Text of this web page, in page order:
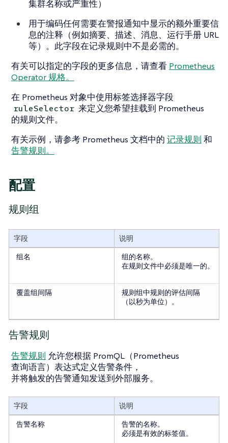
集群名称或严重性）
用于编码任何需要在警报通知中显示的额外重要信
息的注释（例如摘要、描述、消息、运行手册 URL
等）。此字段在记录规则中不是必需的。
有关可以指定的字段的更多信息，请查看 Prometheus
Operator 规格。
在 Prometheus 对象中使用标签选择器字段
ruleSelector 来定义您希望挂载到 Prometheus
的规则文件。
有关示例，请参考 Prometheus 文档中的 记录规则 和
告警规则。
配置
规则组
字段
说明
组名
组的名称。
在规则文件中必须是唯一的。
覆盖组间隔
规则组中规则的评估间隔
（以秒为单位）。
告警规则
告警规则 允许您根据 PromQL（Prometheus
查询语言）表达式定义告警条件，
并将触发的告警通知发送到外部服务。
字段
说明
告警名称
告警的名称。
必须是有效的标签值。